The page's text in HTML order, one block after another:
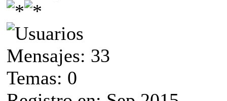
Mensajes: 33
Temas: 0